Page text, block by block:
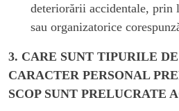
deteriorării accidentale, prin
sau organizatorice
3. CARE SUNT TIPURILE
CARACTER PERSONAL
SCOP SUNT PRELUCRATE